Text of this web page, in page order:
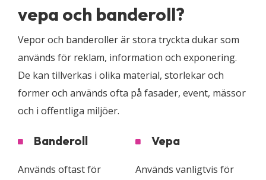
vepa och banderoll?
Vepor och banderoller är stora tryckta dukar som
används för reklam, information och exponering.
De kan tillverkas i olika material, storlekar och
former och används ofta på fasader, event, mässor
och i offentliga miljöer.
Banderoll
Används oftast för
Vepa
Används vanligtvis för